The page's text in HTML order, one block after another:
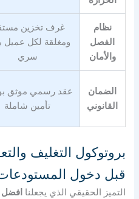
نظام
الفصل
والأمان
غرف تخزين
ومغلقة لكل عميل
سري
الضمان
القانوني
عقد رسمي موثق
تأمين شاملة
بروتوكول التغليف
قبل دخول
التميز الحقيقي الذي يجعلنا افضل